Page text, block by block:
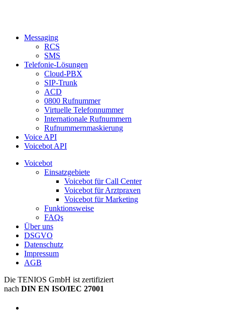
Messaging
RCS
SMS
Telefonie-Lösungen
Cloud-PBX
SIP-Trunk
ACD
0800 Rufnummer
Virtuelle Telefonnummer
Internationale Rufnummern
Rufnummernmaskierung
Voice API
Voicebot API
Voicebot
Einsatzgebiete
Voicebot für Call Center
Voicebot für Arztpraxen
Voicebot für Marketing
Funktionsweise
FAQs
Über uns
DSGVO
Datenschutz
Impressum
AGB
Die TENIOS GmbH ist zertifiziert
nach DIN EN ISO/IEC 27001